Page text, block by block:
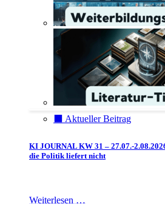
⬛️ Aktueller Beitrag
KI JOURNAL KW 31 – 27.07.-
die Politik liefert nicht
Weiterlesen …